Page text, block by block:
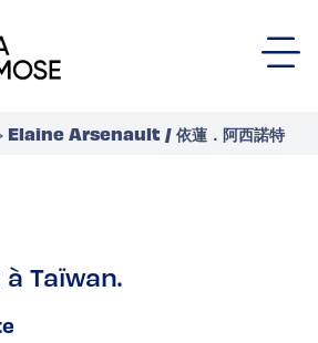
Elaine Arsenault / 依蓮．阿西諾特
Taïwan.